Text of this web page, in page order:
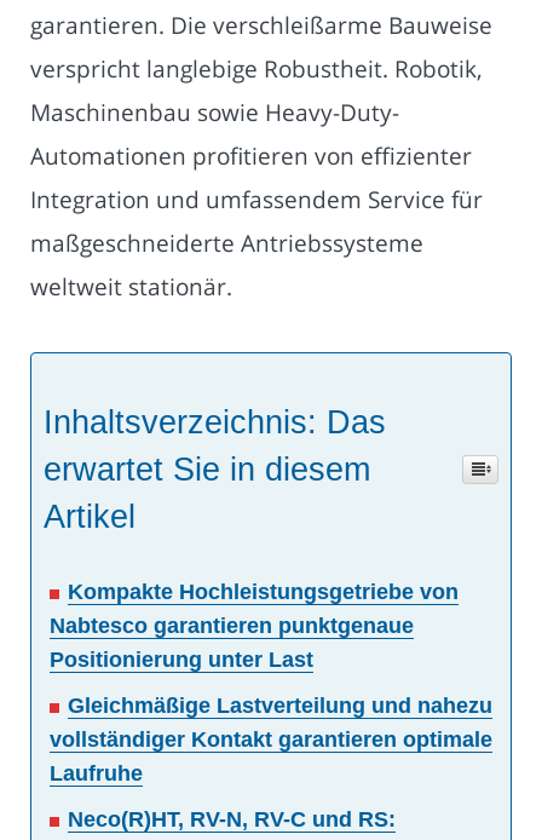
garantieren. Die verschleißarme Bauweise
verspricht langlebige Robustheit. Robotik,
Maschinenbau sowie Heavy-Duty-
Automationen profitieren von effizienter
Integration und umfassendem Service für
maßgeschneiderte Antriebssysteme
weltweit stationär.
Inhaltsverzeichnis: Das
erwartet Sie in diesem
Artikel
Kompakte Hochleistungsgetriebe von
Nabtesco garantieren punktgenaue
Positionierung unter Last
Gleichmäßige Lastverteilung und nahezu
vollständiger Kontakt garantieren optimale
Laufruhe
Neco(R)HT, RV-N, RV-C und RS: